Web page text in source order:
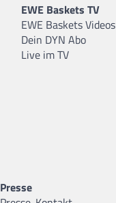
EWE Baskets TV
EWE Baskets Videos
Dein DYN Abo
Live im TV
Presse